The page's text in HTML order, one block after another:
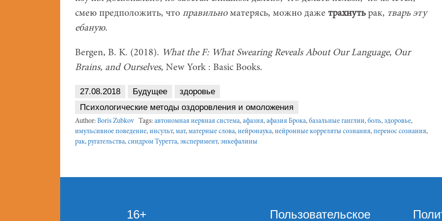
смею предположить, что правильноматерясь, можно даже трахнутьрак, тварь эту
ебаную.
Bergen, B. K. (2018). What the F: What Swearing Reveals About Our Language, Our
Brains, and Ourselves, New York : Basic Books.
27.08.2018 Будущее
здоровье
Психологические методы оздоровления и омоложения
Author: Boris Zubkov Tags: автономная нервная система, афазия, афазия Брока, базальные ганглии, боль, здоровье,
имульсивное поведение, инсульт, мат, матерные слова, нейронаука, нейронные корреляты сознания, перенос сознания,
рак, ругательства, синдром Туретта, эксперимент, энкефалины
16+ Пользовательское